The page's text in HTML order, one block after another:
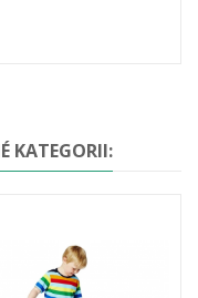
KATEGORII: